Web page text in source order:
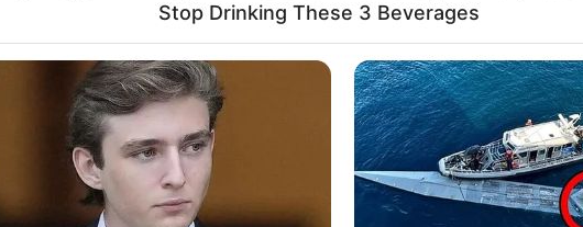
Stop Drinking These 3 Beverages